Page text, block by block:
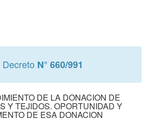
Decreto N° 660/991
DE LA DONACION DE
Y TEJIDOS. OPORTUNIDAD Y
DE ESA DONACION